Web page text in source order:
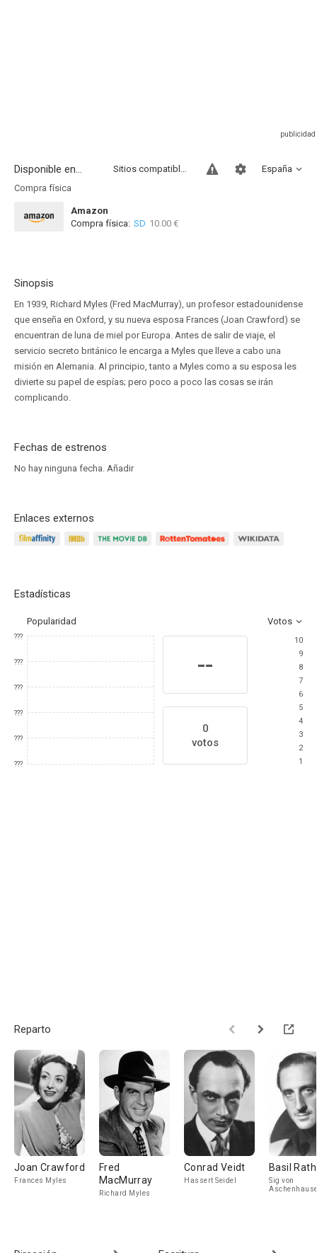
Disponible en... España
Sitios compatibles
Compra física
Amazon
Compra física: SD 10.00 €
Sinopsis
En 1939, Richard Myles (Fred MacMurray), un profesor estadounidense
que enseña en Oxford, y su nueva esposa Frances (Joan Crawford) se
encuentran de luna de miel por Europa. Antes de salir de viaje, el
servicio secreto británico le encarga a Myles que lleve a cabo una
misión en Alemania. Al principio, tanto a Myles como a su esposa les
divierte su papel de espías; pero poco a poco las cosas se irán
complicando.
Fechas de estrenos
No hay ninguna fecha. Añadir
Enlaces externos
Estadísticas
Popularidad Votos
???
???
???
???
???
???
--
0
votos
10
9
8
7
6
5
4
3
2
1
Reparto
Joan Crawford
Frances Myles
Fred
MacMurray
Richard Myles
Conrad Veidt
Hassert Seidel
Basil
Sig von